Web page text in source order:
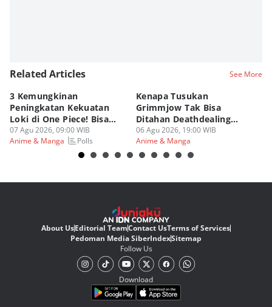
Related Articles See More
3 Kemungkinan
Peningkatan Kekuatan
Loki di One Piece! Bisa
Lebih OP?
07 Agu 2026, 09:00 WIB
Anime & Manga
Polls
Kenapa Tusukan
Grimmjow Tak Bisa
Ditahan Deathdealing
Askin Bleach?
06 Agu 2026, 19:00 WIB
Anime & Manga
About UsEditorial TeamContact UsTerms of Services
Pedoman Media SiberIndexSitemap
Follow Us
Download